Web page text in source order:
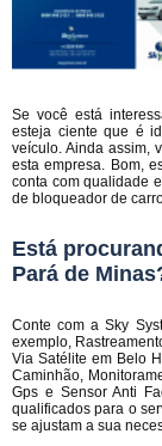
Se você está
esteja ciente que é
veículo. Ainda assim,
esta empresa. Bom,
conta com qualidade
de bloqueador de
Está
Pará de
Conte com a Sky
exemplo,
Via Satélite em Belo
Caminhão,
Gps e Sensor Anti
qualificados para o
se ajustam a sua